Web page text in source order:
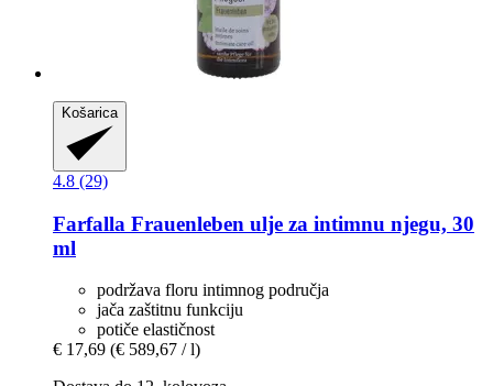
Košarica
4.8 (29)
Farfalla Frauenleben ulje za intimnu njegu, 30
ml
podržava floru intimnog područja
jača zaštitnu funkciju
potiče elastičnost
€ 17,69 (€ 589,67 / l)